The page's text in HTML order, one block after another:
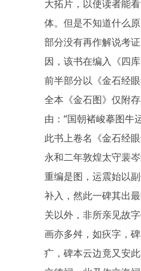
大拓片，以使读者能
体。但是不知道什么
部分没有再作解说考
因，该书在编入《四
前半部分以《金石经
全本《金石图》仅附
由：“国朝褚峻摹图牛
此书上卷名《金石经
永和二年敦煌太守裴
重编是图，运震始以
补入，然此一碑其出
关以外，非所亲见故
画亦多舛，如疢字，
疒，碑本云边竟又安